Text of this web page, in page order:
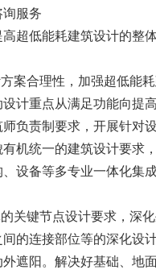
询服务
超低能耗建筑设计的
案合理性，加强超低能
计重点从满足功能向
负责制要求，开展针
机统一的建筑设计要
设备等多专业一体化
关键节点设计要求，深
的连接部位等的深化
遮阳。解决好基础、